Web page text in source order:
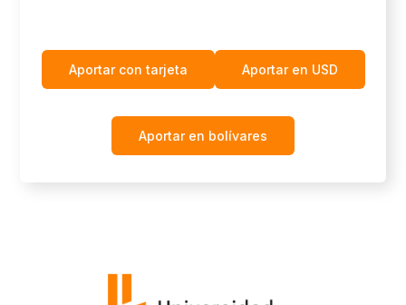
Aportar con tarjeta Aportar en USD
Aportar en bolívares